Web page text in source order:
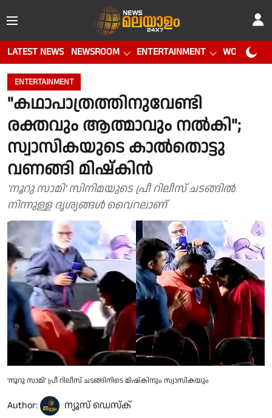
LATEST NEWS NEWSROOM ENTERTAINMENT WORLD CUP
ENTERTAINMENT
"കഥാപാത്രത്തിനുവേണ്ടി
രക്തവും ആത്മാവും നൽകി";
സ്വാസികയുടെ കാൽതൊട്ടു
വണങ്ങി മിഷ്കിൻ
'നൂറു സാമി' സിനിമയുടെ പ്രീ റിലീസ് ചടങ്ങിൽ
നിന്നുള്ള ദൃശ്യങ്ങൾ വൈറലാണ്
'നൂറു സാമി' പ്രീ റിലീസ് ചടങ്ങിനിടെ മിഷ്കിനും സ്വാസികയും
Author: ന്യൂസ് ഡെസ്ക്